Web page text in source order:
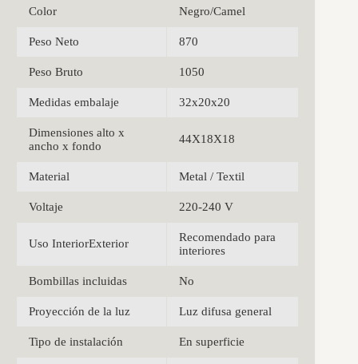
Color Negro/Camel
Peso Neto 870
Peso Bruto 1050
Medidas embalaje 32x20x20
Dimensiones alto x
ancho x fondo
44X18X18
Material Metal / Textil
Voltaje 220-240 V
Uso InteriorExterior
Recomendado para
interiores
Bombillas incluidas No
Proyección de la luz Luz difusa general
Tipo de instalación En superficie